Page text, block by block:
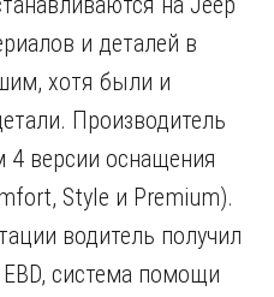
и деталей в
хотя были и
Производитель
4 версии оснащения
Style и Premium).
водитель получил
EBD, система помощи